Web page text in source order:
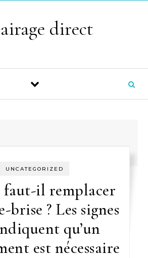
direct
UNCATEGORIZED
faut-il remplacer
brise ? Les signes
qu’un
est nécessaire